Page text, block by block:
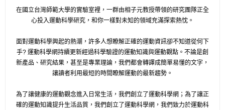
在國立台灣師範大學的實驗室裡，一群由相子元教授帶領的研究團隊正全
心投入運動科學研究，和你一樣對未知的領域充滿探索熱忱。
面對運動科學興起的熱潮，許多人想瞭解正確的運動資訊卻不知道從何下
手? 運動科學網持續更新經過科學驗證的運動知識與運動觀點。不論是創
新產品、研究結果，甚至是專業理論，我們都會轉譯成簡單易懂的文字，
讓讀者利用最短的時間瞭解運動的最新趨勢。
為了讓健康的運動觀念進入日常生活，我們創立了運動科學網；為了讓正
確的運動知識提升生活品質，我們創立了運動科學網，我們致力於運動科